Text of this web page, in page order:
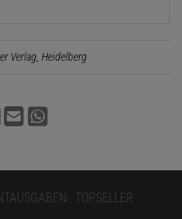
Verlag, Heidelberg
TOPSELLER